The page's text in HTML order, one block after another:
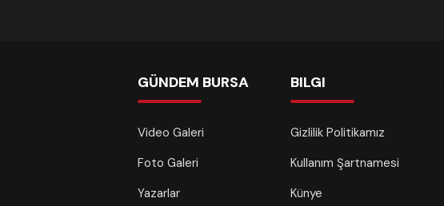
GÜNDEM BURSA
Video Galeri
Foto Galeri
Yazarlar
BILGI
Gizlilik Politikamız
Kullanım Şartnamesi
Künye